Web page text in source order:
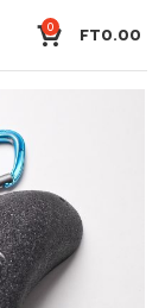
0 FT0.00